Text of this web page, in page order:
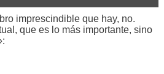
imprescindible que hay, no.
que es lo más importante, sino